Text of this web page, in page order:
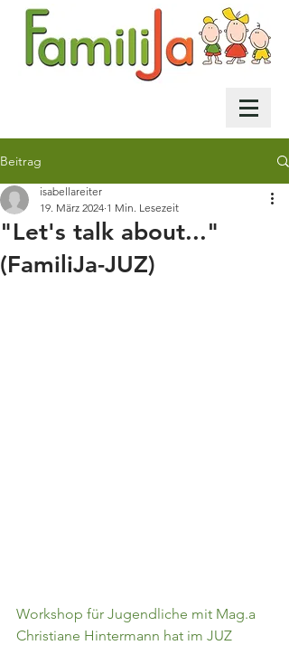
Beitrag
"Let's talk about..."
(FamiliJa-JUZ)
isabellareiter
19. März 2024 1 Min. Lesezeit
Workshop für Jugendliche mit Mag.a
Christiane Hintermann hat im JUZ